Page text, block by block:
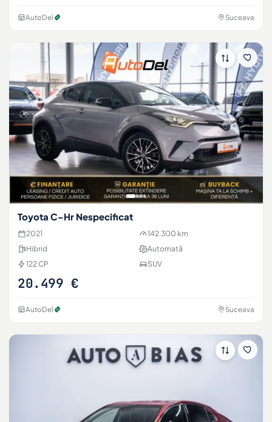
AutoDel Suceava
Toyota C-Hr Nespecificat
2021
142.300 km
Hibrid
Automată
122 CP
SUV
20.499 €
AutoDel Suceava